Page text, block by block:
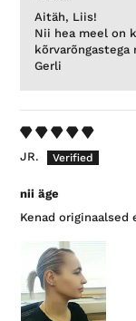
Aitäh, Liis!
Nii hea meel on
kõrvarõngastega
Gerli
JR.
nii äge
Kenad